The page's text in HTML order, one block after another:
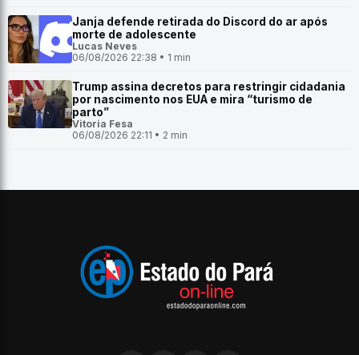
Janja defende retirada do Discord do ar após
morte de adolescente
Lucas Neves
06/08/2026 22:38 • 1 min
Trump assina decretos para restringir cidadania
por nascimento nos EUA e mira “turismo de
parto”
Vitoria Fesa
06/08/2026 22:11 • 2 min